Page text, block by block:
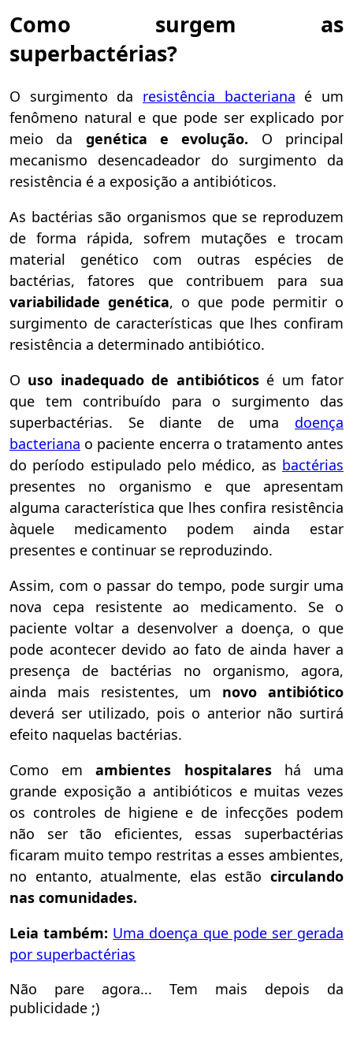
Como surgem as
superbactérias?
O surgimento da resistência bacteriana é um
fenômeno natural e que pode ser explicado por
meio da genética e evolução. O principal
mecanismo desencadeador do surgimento da
resistência é a exposição a antibióticos.
As bactérias são organismos que se reproduzem
de forma rápida, sofrem mutações e trocam
material genético com outras espécies de
bactérias, fatores que contribuem para sua
variabilidade genética, o que pode permitir o
surgimento de características que lhes confiram
resistência a determinado antibiótico.
O uso inadequado de antibióticosé um fator
que tem contribuído para o surgimento das
superbactérias. Se diante de uma doença
bacteriana o paciente encerra o tratamento antes
do período estipulado pelo médico, as bactérias
presentes no organismo e que apresentam
alguma característica que lhes confira resistência
àquele medicamento podem ainda estar
presentes e continuar se reproduzindo.
Assim, com o passar do tempo, pode surgir uma
nova cepa resistente ao medicamento. Se o
paciente voltar a desenvolver a doença, o que
pode acontecer devido ao fato de ainda haver a
presença de bactérias no organismo, agora,
ainda mais resistentes, um novo antibiótico
deverá ser utilizado, pois o anterior não surtirá
efeito naquelas bactérias.
Como emambientes hospitalares há uma
grande exposição a antibióticos e muitas vezes
os controles de higiene e de infecções podem
não ser tão eficientes, essas superbactérias
ficaram muito tempo restritas a esses ambientes,
no entanto, atualmente, elas estão circulando
nas comunidades.
Leia também: Uma doença que pode ser gerada
por superbactérias
Não pare agora... Tem mais depois da
publicidade ;)